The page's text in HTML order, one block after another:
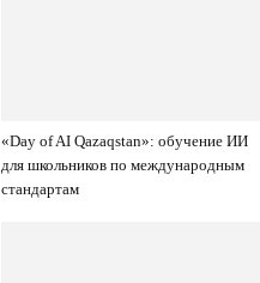
«Day of AI Qazaqstan»: обучение ИИ
для школьников по международным
стандартам